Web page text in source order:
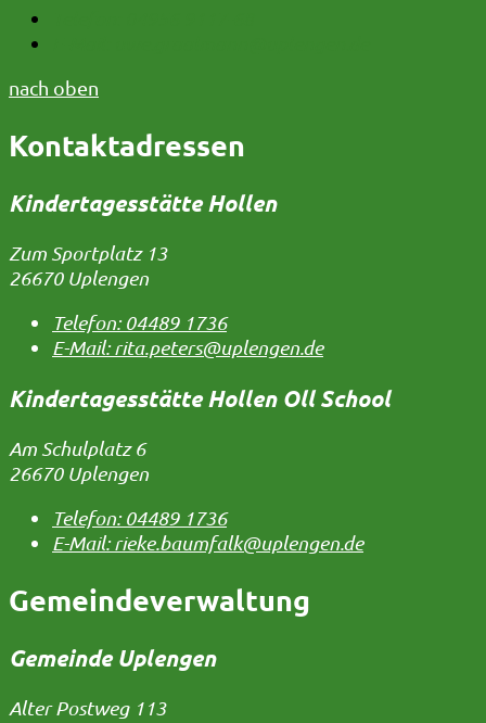
nach oben
Kontaktadressen
Kindertagesstätte Hollen
Zum Sportplatz 13
26670 Uplengen
Telefon:04489 1736
E-Mail:rita.peters@uplengen.de
Kindertagesstätte Hollen Oll School
Am Schulplatz 6
26670 Uplengen
Telefon:04489 1736
E-Mail:rieke.baumfalk@uplengen.de
Gemeindeverwaltung
Gemeinde Uplengen
Alter Postweg 113